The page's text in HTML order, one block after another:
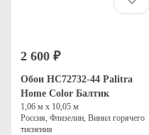
2 600 ₽
Обои HC72732-44 Palitra
Home Color Балтик
1,06 м х 10,05 м
Россия, Флизелин, Винил горячего
тиснения